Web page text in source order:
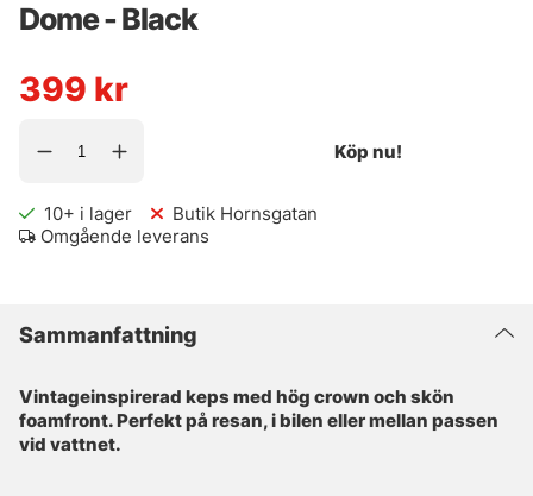
Dome - Black
399 kr
Köp nu!
10+ i lager
Butik Hornsgatan
Omgående leverans
Sammanfattning
Vintageinspirerad keps med hög crown och skön
foamfront. Perfekt på resan, i bilen eller mellan passen
vid vattnet.